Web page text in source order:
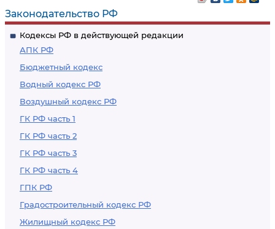
Законодательство РФ
Кодексы РФ в действующей редакции
АПК РФ
Бюджетный кодекс
Водный кодекс РФ
Воздушный кодекс РФ
ГК РФ часть 1
ГК РФ часть 2
ГК РФ часть 3
ГК РФ часть 4
ГПК РФ
Градостроительный кодекс РФ
Жилищный кодекс РФ
подготавливаемом,
совершаемом или
совершенном
нарушении
таможенных правил
таможенных
правил и его
рассмотрение